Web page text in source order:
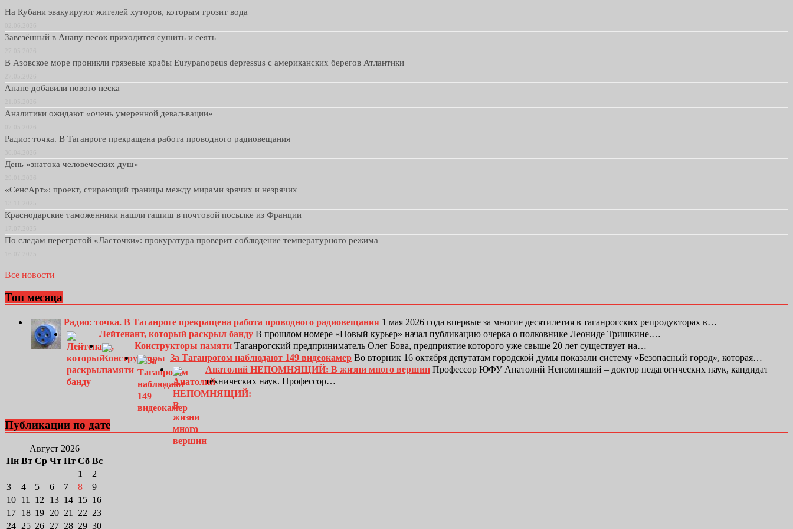
На Кубани эвакуируют жителей хуторов, которым грозит вода
Завезённый в Анапу песок приходится сушить и сеять
В Азовское море проникли грязевые крабы Eurypanopeus depressus с американских берегов Атлантики
Анапе добавили нового песка
Аналитики ожидают «очень умеренной девальвации»
Радио: точка. В Таганроге прекращена работа проводного радиовещания
День «знатока человеческих душ»
«СенсАрт»: проект, стирающий границы между мирами зрячих и незрячих
Краснодарские таможенники нашли гашиш в почтовой посылке из Франции
По следам перегретой «Ласточки»: прокуратура проверит соблюдение температурного режима
Все новости
Топ месяца
Радио: точка. В Таганроге прекращена работа проводного радиовещания 1 мая 2026 года впервые за многие десятилетия в таганрогских репродукторах в…
Лейтенант, который раскрыл банду В прошлом номере «Новый курьер» начал публикацию очерка о полковнике Леониде Тришкине.…
Конструкторы памяти Таганрогский предприниматель Олег Бова, предприятие которого уже свыше 20 лет существует на…
За Таганрогом наблюдают 149 видеокамер Во вторник 16 октября депутатам городской думы показали систему «Безопасный город», которая…
Анатолий НЕПОМНЯЩИЙ: В жизни много вершин Профессор ЮФУ Анатолий Непомнящий – доктор педагогических наук, кандидат
технических наук. Профессор…
Публикации по дате
Август 2026
Пн Вт Ср Чт Пт Сб Вс
1
2
3
4 5 6 7 8
9
10 11 12 13 14 15 16
17 18 19 20 21 22 23
24 25 26 27 28 29 30